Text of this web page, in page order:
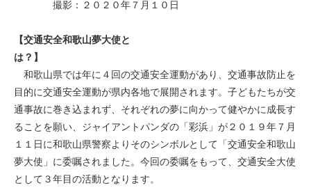
撮影：２０２０年７月１０日
【交通安全和歌山夢大使と
は？】
和歌山県では年に４回の交通安全運動があり、交通事故防止を
目的に交通安全運動が県内各地で展開されます。子どもたちが交
通事故に巻き込まれず、それぞれの夢に向かって健やかに成長す
ることを願い、ジャイアントパンダの「彩浜」が２０１９年７月
１１日に和歌山県警察よりそのシンボルとして「交通安全和歌山
夢大使」に委嘱されました。今回の委嘱をもって、交通安全大使
として３年目の活動となります。